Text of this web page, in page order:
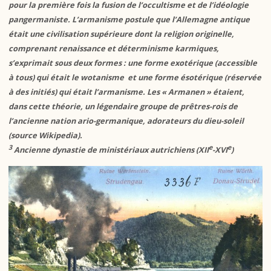
pour la première fois la fusion de l’occultisme et de l’idéologie
pangermaniste. L’armanisme postule que l’Allemagne antique
était une civilisation supérieure dont la religion originelle,
comprenantrenaissance et déterminisme karmiques,
s’exprimait sous deux formes : une forme exotérique (accessible
à tous) qui était le wotanisme et une forme ésotérique (réservée
à des initiés) qui était l’armanisme. Les « Armanen » étaient,
dans cette théorie, un légendaire groupe de prêtres-rois de
l’ancienne nation ario-germanique, adorateurs du dieu-soleil
(source Wikipedia).
3Ancienne dynastie de ministériaux autrichiens (XIIe-XVIe)